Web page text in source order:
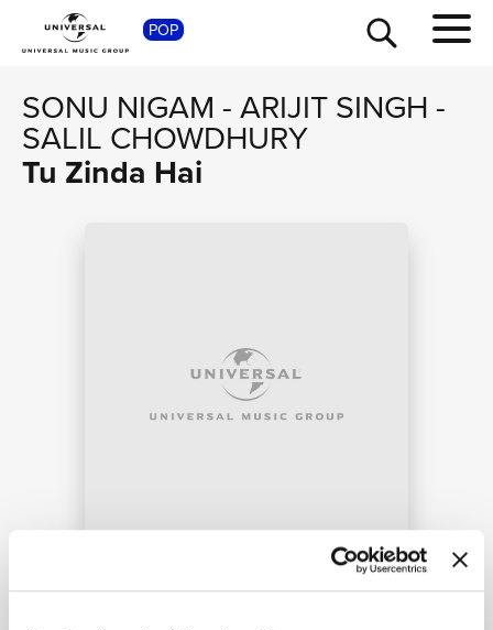
POP
SONU NIGAM - ARIJIT SINGH -
SALIL CHOWDHURY
Tu Zinda Hai
SHOP
TOUR
RICERCA